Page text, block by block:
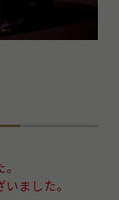
ました。